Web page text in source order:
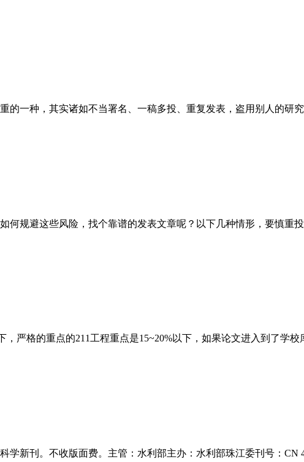
一种，其实诸如不当署名、一稿多投、重复发表，盗用别人的研
规避这些风险，找个靠谱的发表文章呢？以下几种情形，要慎重
严格的重点的211工程重点是15~20%以下，如果论文进入到了学
新刊。不收版面费。主管：水利部主办：水利部珠江委刊号：CN